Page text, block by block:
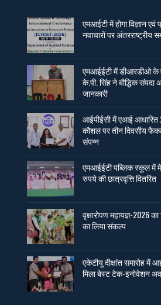
एमआईटी में होगा विज्ञान एवं
नवाचारों पर अंतरराष्ट्रीय
एमआईईटी में डीआरडीओ के
के.पी. सिंह ने बौद्धिक संपदा
जानकारी
आईपीईसी में एआई आधारित
कौशल पर तीन दिवसीय
संपन्न
एमआईईटी पब्लिक स्कूल में
रुपये की छात्रवृत्ति वितरित
वृक्षारोपण महायज्ञ-2026
का लिया संकल्प
एकेटीयू दीक्षांत समारोह में
मिला बेस्ट टेक-इनोवेशन